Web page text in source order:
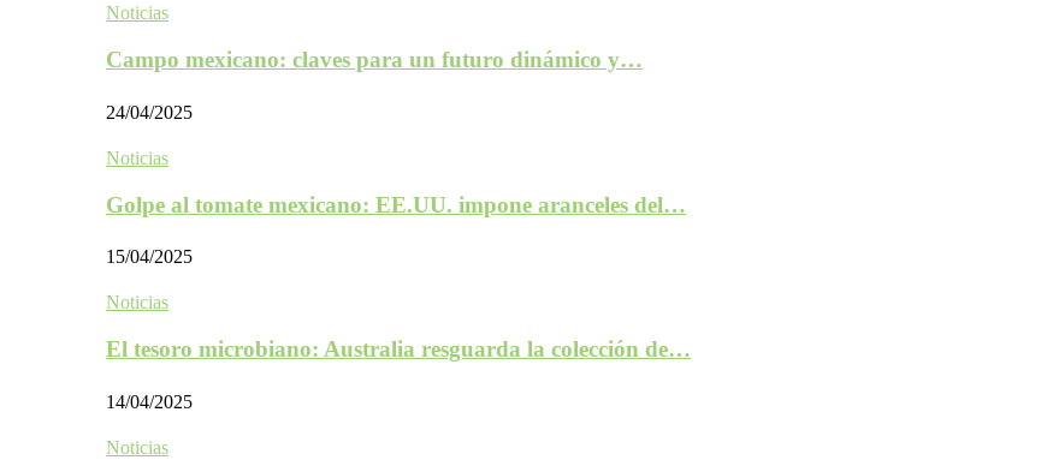
Noticias
Campo mexicano: claves para un futuro dinámico y…
24/04/2025
Noticias
Golpe al tomate mexicano: EE.UU. impone aranceles del…
15/04/2025
Noticias
El tesoro microbiano: Australia resguarda la colección de…
14/04/2025
Noticias